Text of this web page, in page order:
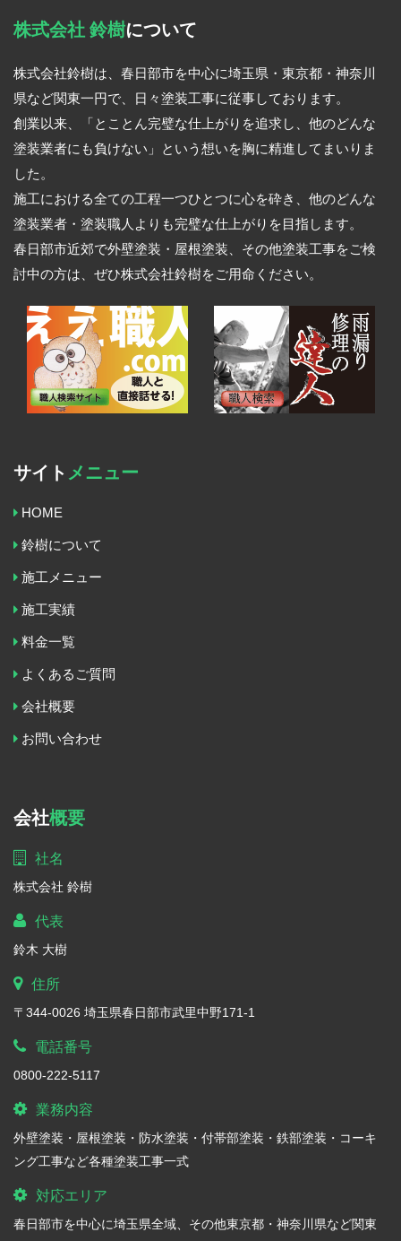
株式会社 鈴樹について
株式会社鈴樹は、春日部市を中心に埼玉県・東京都・神奈川
県など関東一円で、日々塗装工事に従事しております。
創業以来、「とことん完璧な仕上がりを追求し、他のどんな
塗装業者にも負けない」という想いを胸に精進してまいりま
した。
施工における全ての工程一つひとつに心を砕き、他のどんな
塗装業者・塗装職人よりも完璧な仕上がりを目指します。
春日部市近郊で外壁塗装・屋根塗装、その他塗装工事をご検
討中の方は、ぜひ株式会社鈴樹をご用命ください。
サイト メニュー
HOME
鈴樹について
施工メニュー
施工実績
料金一覧
よくあるご質問
会社概要
お問い合わせ
会社概要
社名
株式会社 鈴樹
代表
鈴木 大樹
住所
〒344-0026 埼玉県春日部市武里中野171-1
電話番号
0800-222-5117
業務内容
外壁塗装・屋根塗装・防水塗装・付帯部塗装・鉄部塗装・コーキ
ング工事など各種塗装工事一式
対応エリア
春日部市を中心に埼玉県全域、その他東京都・神奈川県など関東